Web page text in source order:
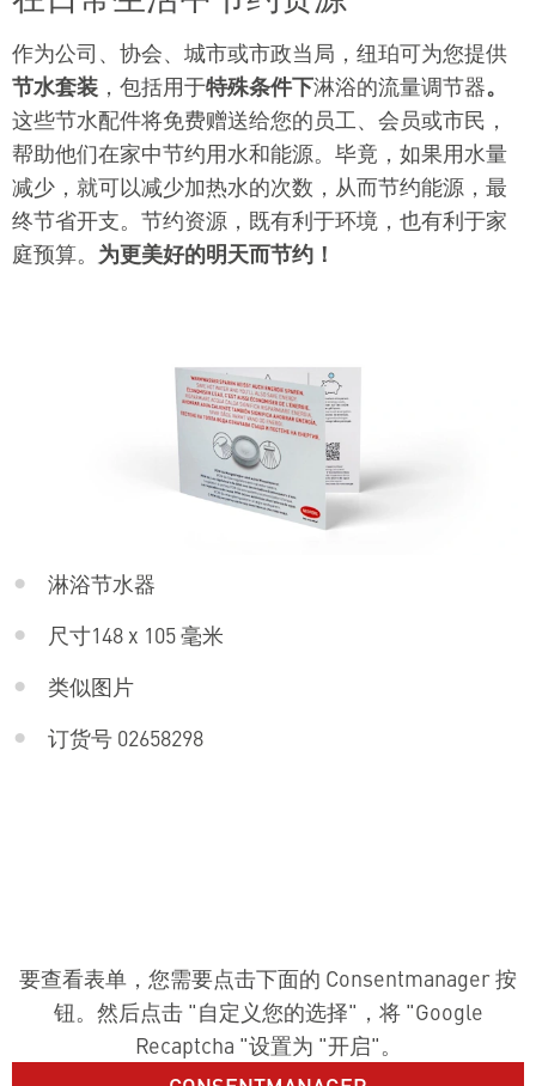
作为公司、协会、城市或市政当局，纽珀可为您提供
节水套装 ，包括用于特殊条件下淋浴的流量调节器。
这些节水配件将免费赠送给您的员工、会员或市民，
帮助他们在家中节约用水和能源。毕竟，如果用水量
减少，就可以减少加热水的次数，从而节约能源，最
终节省开支。节约资源，既有利于环境，也有利于家
庭预算。 为更美好的明天而节约！
淋浴节水器
尺寸148 x 105 毫米
类似图片
订货号 02658298
要查看表单，您需要点击下面的 Consentmanager 按
钮。然后点击 "自定义您的选择"，将 "Google
Recaptcha "设置为 "开启"。